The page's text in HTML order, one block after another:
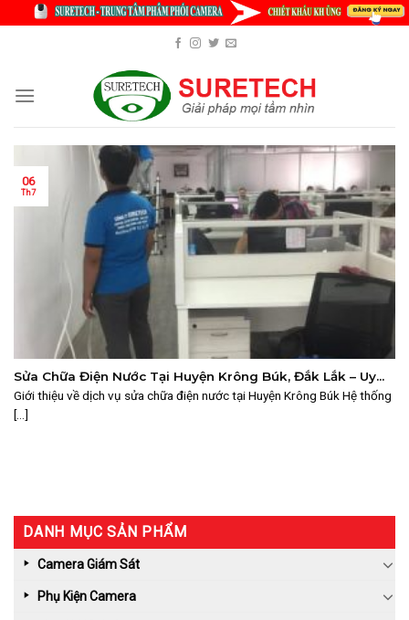
Sửa Chữa Điện Nước Tại Huyện Krông Búk, Đắk Lắk – Uy
Tín, Nhanh Chóng
Giới thiệu về dịch vụ sửa chữa điện nước tại Huyện Krông Búk Hệ thống
[...]
06
Th7
DANH MỤC SẢN PHẨM
Camera Giám Sát
Phụ Kiện Camera